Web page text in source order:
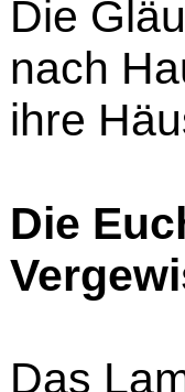
Die
nach
ihre
Die
Das